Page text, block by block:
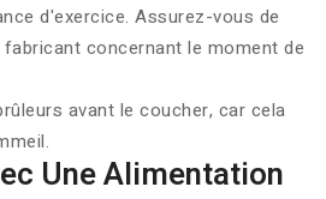
d'exercice. Assurez-vous de
concernant le moment de
avant le coucher, car cela
Une Alimentation